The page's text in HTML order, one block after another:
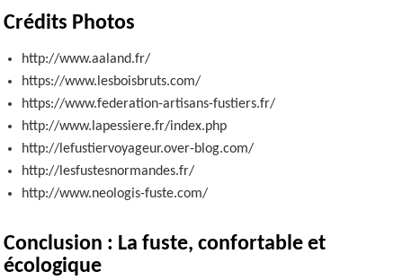
Crédits Photos
http://www.aaland.fr/
https://www.lesboisbruts.com/
https://www.federation-artisans-fustiers.fr/
http://www.lapessiere.fr/index.php
http://lefustiervoyageur.over-blog.com/
http://lesfustesnormandes.fr/
http://www.neologis-fuste.com/
Conclusion : La fuste, confortable et
écologique